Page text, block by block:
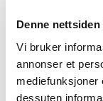
Denne
Vi bruker
annonser et
mediefunksjoner
dessuten
somEdvard
kommune i
til Rolf
Ravensberg.